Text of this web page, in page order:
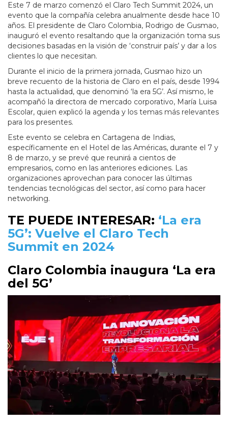
Este 7 de marzo comenzó el Claro Tech Summit 2024, un
evento que la compañía celebra anualmente desde hace 10
años. El presidente de Claro Colombia, Rodrigo de Gusmao,
inauguró el evento resaltando que la organización toma sus
decisiones basadas en la visión de ‘construir país’ y dar a los
clientes lo que necesitan.
Durante el inicio de la primera jornada, Gusmao hizo un
breve recuento de la historia de Claro en el país, desde 1994
hasta la actualidad, que denominó ‘la era 5G’. Así mismo, le
acompañó la directora de mercado corporativo, María Luisa
Escolar, quien explicó la agenda y los temas más relevantes
para los presentes.
Este evento se celebra en Cartagena de Indias,
específicamente en el Hotel de las Américas, durante el 7 y
8 de marzo, y se prevé que reunirá a cientos de
empresarios, como en las anteriores ediciones. Las
organizaciones aprovechan para conocer las últimas
tendencias tecnológicas del sector, así como para hacer
networking.
TE PUEDE INTERESAR: ‘La era
5G’: Vuelve el Claro Tech
Summit en 2024
Claro Colombia inaugura ‘La era
del 5G’